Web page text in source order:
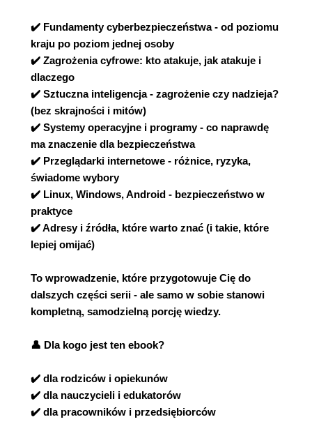
✔️ Fundamenty cyberbezpieczeństwa - od poziomu
kraju po poziom jednej osoby
✔️ Zagrożenia cyfrowe: kto atakuje, jak atakuje i
dlaczego
✔️ Sztuczna inteligencja - zagrożenie czy nadzieja?
(bez skrajności i mitów)
✔️ Systemy operacyjne i programy - co naprawdę
ma znaczenie dla bezpieczeństwa
✔️ Przeglądarki internetowe - różnice, ryzyka,
świadome wybory
✔️ Linux, Windows, Android - bezpieczeństwo w
praktyce
✔️ Adresy i źródła, które warto znać (i takie, które
lepiej omijać)
To wprowadzenie, które przygotowuje Cię do
dalszych części serii - ale samo w sobie stanowi
kompletną, samodzielną porcję wiedzy.
👤 Dla kogo jest ten ebook?
✔️ dla rodziców i opiekunów
✔️ dla nauczycieli i edukatorów
✔️ dla pracowników i przedsiębiorców